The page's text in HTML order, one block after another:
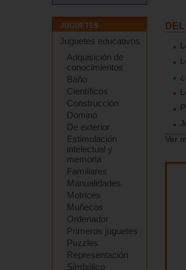
Juguetes educativos
Adquisición de
conocimientos
Baño
Científicos
Construcción
Dominó
De exterior
Estimulación
intelectual y
memoria
Familiares
Manualidades
Motrices
Muñecos
Ordenador
Primeros juguetes
Puzzles
Representación
Simbólico
Ver